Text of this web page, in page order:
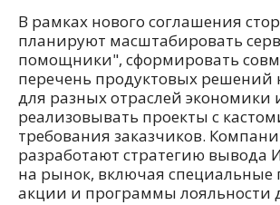
В рамках нового соглашения
планируют масштабировать
помощники", сформировать
перечень продуктовых решений
для разных отраслей экономики
реализовывать проекты с
требования заказчиков.
разработают стратегию вывода
на рынок, включая специальные
акции и программы лояльности